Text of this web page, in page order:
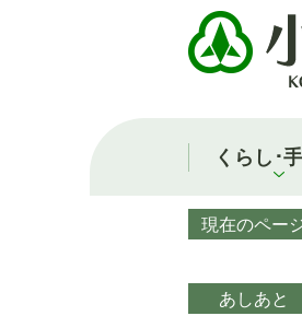
くらし･
現在のペー
あしあと